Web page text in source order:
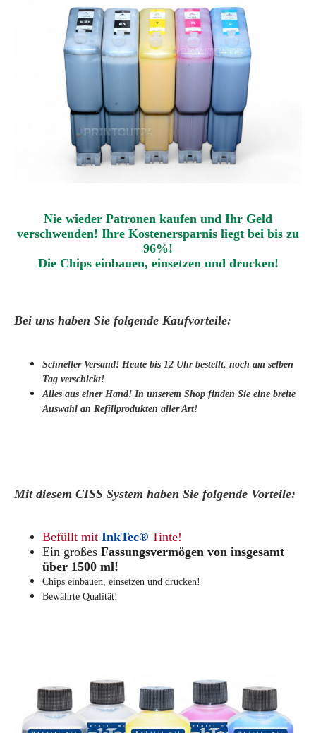
Nie wieder Patronen kaufen und Ihr Geld
verschwenden! Ihre Kostenersparnis liegt bei bis zu
96%!
Die Chips einbauen, einsetzen und drucken!
Bei uns haben Sie folgende Kaufvorteile:
Schneller Versand! Heute bis 12 Uhr bestellt, noch am selben
Tag verschickt!
Alles aus einer Hand! In unserem Shop finden Sie eine breite
Auswahl an Refillprodukten aller Art!
Mit diesem CISS System haben Sie folgende Vorteile:
Befüllt mit InkTec® Tinte!
Ein großes Fassungsvermögen von insgesamt
über 1500 ml!
Chips einbauen, einsetzen und drucken!
Bewährte Qualität!